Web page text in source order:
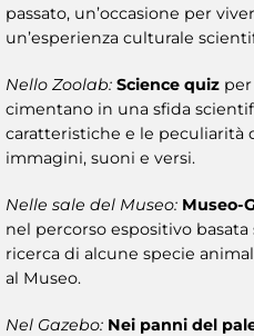
passato, un’occasione per
un’esperienza culturale
Nello Zoolab: Science quiz
cimentano in una sfida
caratteristiche e le peculiarità
immagini, suoni e versi.
Nelle sale del Museo: Museo-
nel percorso espositivo
ricerca di alcune specie
al Museo.
Nel Gazebo: Nei panni del